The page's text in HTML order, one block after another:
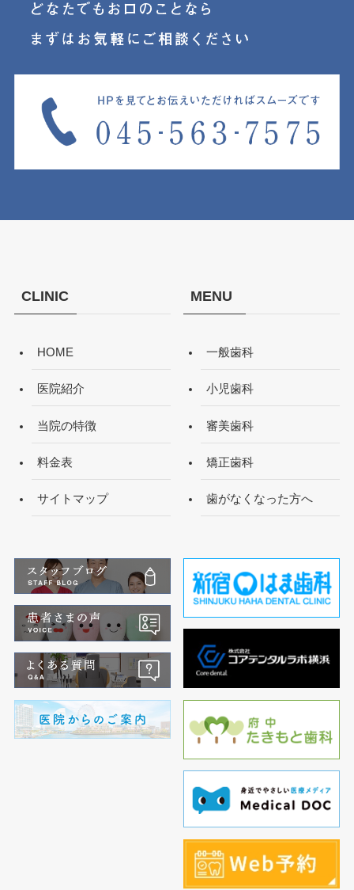
CLINIC
HOME
医院紹介
当院の特徴
料金表
サイトマップ
MENU
一般歯科
小児歯科
審美歯科
矯正歯科
歯がなくなった方へ